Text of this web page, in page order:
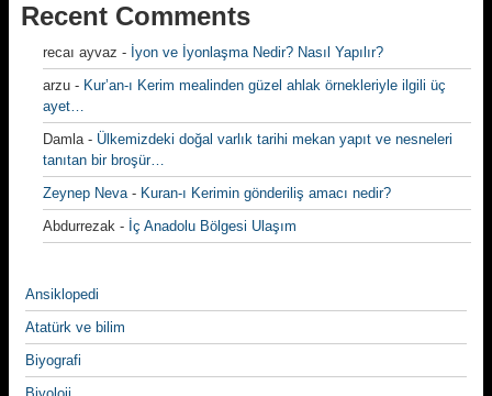
Recent Comments
recaı ayvaz - İyon ve İyonlaşma Nedir? Nasıl Yapılır?
arzu - Kur’an-ı Kerim mealinden güzel ahlak örnekleriyle ilgili üç
ayet…
Damla- Ülkemizdeki doğal varlık tarihi mekan yapıt ve nesneleri
tanıtan bir broşür…
Zeynep Neva- Kuran-ı Kerimin gönderiliş amacı nedir?
Abdurrezak - İç Anadolu Bölgesi Ulaşım
Ansiklopedi
Atatürk ve bilim
Biyografi